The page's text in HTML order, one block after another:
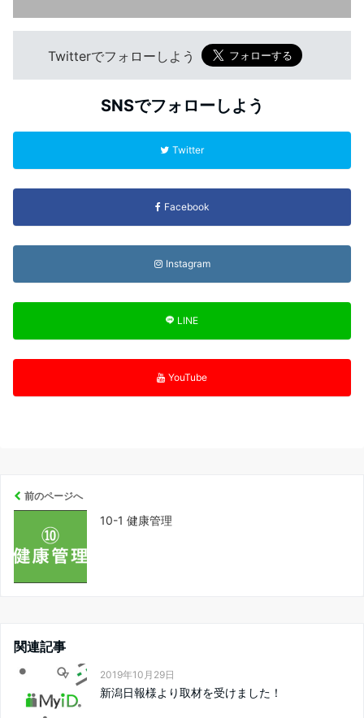
Twitterでフォローしよう
SNSでフォローしよう
Twitter
Facebook
Instagram
LINE
YouTube
前のページへ
10-1 健康管理
関連記事
2019年10月29日
新潟日報様より取材を受けました！